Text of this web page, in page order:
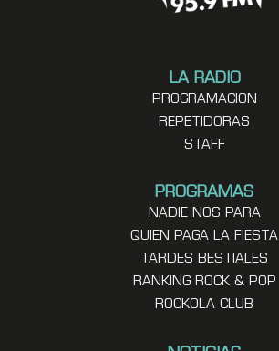
LA RADIO
PROGRAMACION
REPETIDORAS
STAFF
PROGRAMAS
NADIE NOS PARA
QUIEN PAGA LA FIESTA
TARDES BESTIALES
RANKING ROCK & POP
ROCKOLA CLUB